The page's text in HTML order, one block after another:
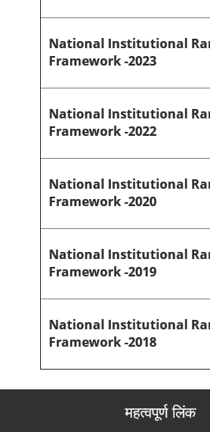
National Institutional
Framework -2023
National Institutional
Framework -2022
National Institutional
Framework -2020
National Institutional
Framework -2019
National Institutional
Framework -2018
महत्वपूर्ण लिंक